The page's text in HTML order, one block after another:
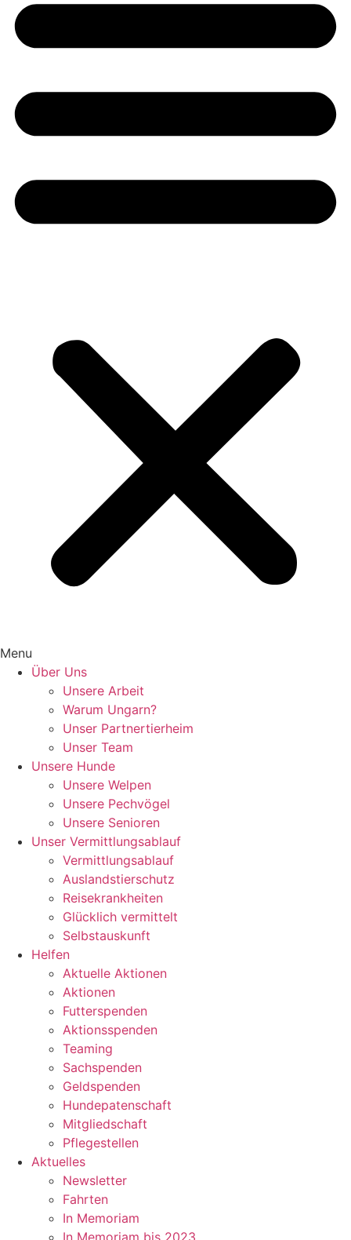
Menu
Über Uns
Unsere Arbeit
Warum Ungarn?
Unser Partnertierheim
Unser Team
Unsere Hunde
Unsere Welpen
Unsere Pechvögel
Unsere Senioren
Unser Vermittlungsablauf
Vermittlungsablauf
Auslandstierschutz
Reisekrankheiten
Glücklich vermittelt
Selbstauskunft
Helfen
Aktuelle Aktionen
Aktionen
Futterspenden
Aktionsspenden
Teaming
Sachspenden
Geldspenden
Hundepatenschaft
Mitgliedschaft
Pflegestellen
Aktuelles
Newsletter
Fahrten
In Memoriam